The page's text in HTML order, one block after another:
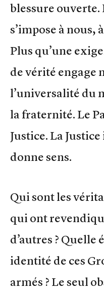
blessure ouverte.
s’impose à nous,
Plus qu’une
de vérité engage
l’universalité du
la fraternité. Le
Justice. La
donne sens.
Qui sont les
qui ont
d’autres ?
identité de ces
armés ? Le seul